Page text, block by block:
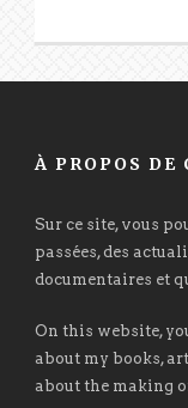
À PROPOS DE
Sur ce site, vous
passées, des
documentaires et
On this website,
about my books,
about the making